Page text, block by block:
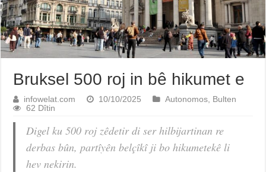
Bruksel 500 roj in bê hikumet e
infowelat.com 10/10/2025 Autonomos, Bulten
62 Dîtin
Digel ku 500 roj zêdetir di ser hilbijartinan re
derbas bûn, partîyên belçîkî ji bo hikumetekê li
hev nekirin.